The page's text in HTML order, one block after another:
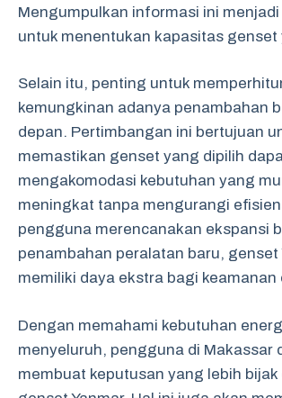
Mengumpulkan informasi ini
untuk menentukan kapasitas genset
Selain itu, penting untuk
kemungkinan adanya penambahan
depan. Pertimbangan ini bertujuan
memastikan genset yang dipilih
mengakomodasi kebutuhan yang
meningkat tanpa mengurangi
pengguna merencanakan ekspansi
penambahan peralatan baru, genset
memiliki daya ekstra bagi keamanan
Dengan memahami kebutuhan
menyeluruh, pengguna di Makassar
membuat keputusan yang lebih bijak